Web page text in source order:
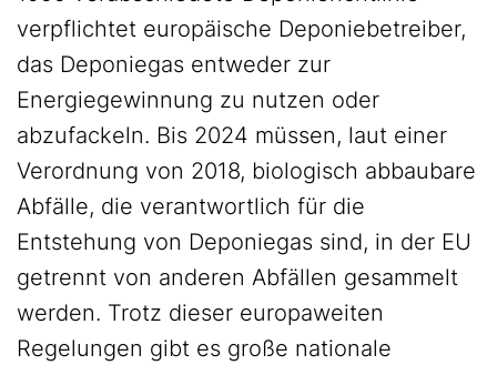
verpflichtet europäische Deponiebetreiber,
das Deponiegas entweder zur
Energiegewinnung zu nutzen oder
abzufackeln. Bis 2024 müssen, laut einer
Verordnung von 2018, biologisch abbaubare
Abfälle, die verantwortlich für die
Entstehung von Deponiegas sind, in der EU
getrennt von anderen Abfällen gesammelt
werden. Trotz dieser europaweiten
Regelungen gibt es große nationale